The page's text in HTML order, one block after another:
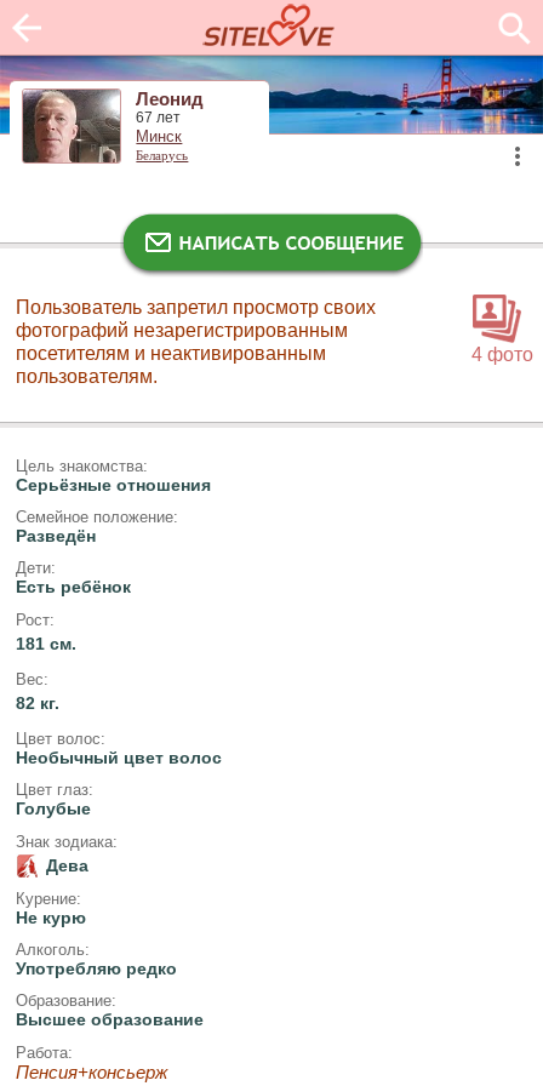
Леонид
67 лет
Минск
Беларусь
4 фото
Пользователь запретил просмотр своих
фотографий незарегистрированным
посетителям и неактивированным
пользователям.
Цель знакомства:
Серьёзные отношения
Семейное положение:
Разведён
Дети:
Есть ребёнок
Рост:
181 см.
Вес:
82 кг.
Цвет волос:
Необычный цвет волос
Цвет глаз:
Голубые
Знак зодиака:
Дева
Курение:
Не курю
Алкоголь:
Употребляю редко
Образование:
Высшее образование
Работа:
Пенсия+консьерж